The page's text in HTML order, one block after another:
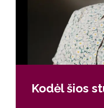
Kodėl šios